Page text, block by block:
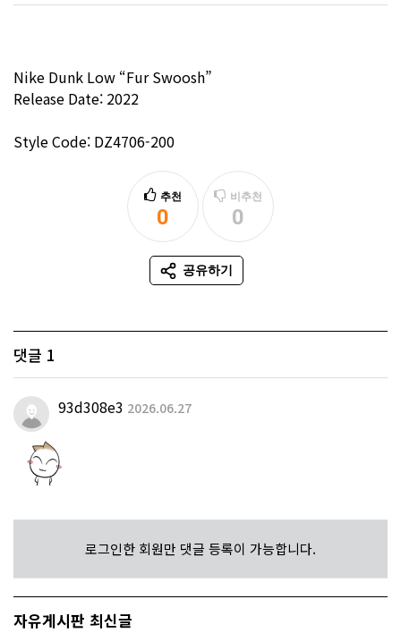
Nike Dunk Low “Fur Swoosh”
Release Date: 2022
Style Code: DZ4706-200
추천
0
추천
비추천
0
비추천
공유하기
SNS 공유
댓글 1
93d308e3 2026.06.27
로그인한 회원만 댓글 등록이 가능합니다.
자유게시판 최신글